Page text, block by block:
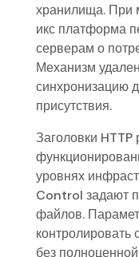
хранилища. При
икс платформа
серверам о
Механизм
синхронизацию
присутствия.
Заголовки HTTP
уровнях
Control задают
файлов.
контролировать
без